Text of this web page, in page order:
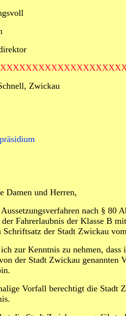
Schnell,
Damen und Herren,
nach § 80
der Fahrerlaubnis der Klasse B
Schriftsatz der Stadt Zwickau
zur Kenntnis zu nehmen,
der Stadt Zwickau
Vorfall berechtigt die Stadt